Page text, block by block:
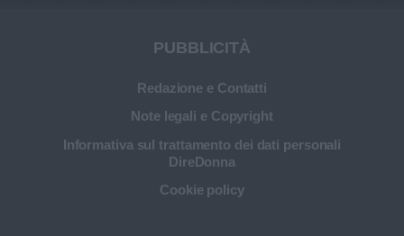
PUBBLICITÀ
Redazione e Contatti
Note legali e Copyright
Informativa sul trattamento dei dati personali
DireDonna
Cookie policy